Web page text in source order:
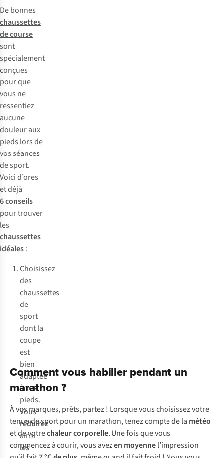
De bonnes
chaussettes
de course
sont
spécialement
conçues
pour que
vous ne
ressentiez
aucune
douleur aux
pieds lors de
vos séances
de sport.
Voici d’ores
et déjà
6 conseils
pour trouver
les
chaussettes
idéales:
Choisissez
des
chaussettes
de
sport
dont la
coupe
est
bien
adaptée
à vos
pieds.
Vous
réduirez
ainsi
les
Comment vous habiller pendant un
marathon ?
À vos marques, prêts, partez ! Lorsque vous choisissez votre
tenue de sport pour un marathon, tenez compte de la météo
et de votrechaleur corporelle. Une fois que vous
commencez à courir, vous avezen moyennel’impression